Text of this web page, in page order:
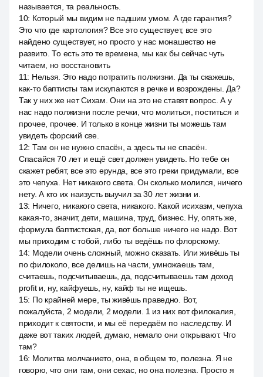
называется, та реальность.
10: Который мы видим не падшим умом. А где гарантия?
Это что где картология? Все это существует, все это
найдено существует, но просто у нас монашество не
развито. То есть это те времена, мы как бы сейчас чуть
читаем, но восстановить
11: Нельзя. Это надо потратить полжизни. Да ты скажешь,
как-то баптисты там искупаются в речке и возрождены. Да?
Так у них же нет Сихам. Они на это не ставят вопрос. А у
нас надо полжизни после речки, что молиться, поститься и
прочее, прочее. И только в конце жизни ты можешь там
увидеть форский све.
12: Там он не нужно спасён, а здесь ты не спасён.
Спасайся 70 лет и ещё свет должен увидеть. Но тебе он
скажет ребят, все это ерунда, все это греки придумали, все
это чепуха. Нет никакого света. Он сколько молился, ничего
нету. А кто их наизусть выучил за 30 лет жизни и.
13: Ничего, никакого света, никакого. Какой исихазм, чепуха
какая-то, значит, дети, машина, труд, бизнес. Ну, опять же,
формула баптистская, да, вот больше ничего не надо. Вот
мы приходим с тобой, либо ты ведёшь по флорскому.
14: Модели очень сложный, можно сказать. Или живёшь ты
по филоколо, все делишь на части, умножаешь там,
считаешь, подсчитываешь, да, подсчитываешь там доход
profit и, ну, кайфуешь, ну, кайф ты не ищешь.
15: По крайней мере, ты живёшь праведно. Вот,
пожалуйста, 2 модели, 2 модели. 1 из них вот филокалия,
приходит к святости, и мы её передаём по наследству. И
даже вот таких людей, думаю, немало они открывают. Что
там?
16: Молитва молчанието, она, в общем то, полезна. Я не
говорю, что они там, они сехас, но она полезна. Просто я